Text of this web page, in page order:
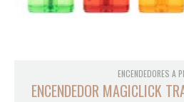
ENCENDEDORES A
ENCENDEDOR MAGICLICK